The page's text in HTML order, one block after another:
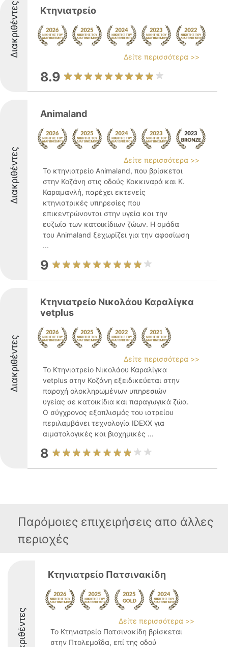
Διακριθέντες Κτηνιατρείο
Δείτε περισσότερα >>
8.9
Διακριθέντες
Animaland
Δείτε περισσότερα >>
Το κτηνιατρείο Animaland, που βρίσκεται
στην Κοζάνη στις οδούς Κοκκιναρά και Κ.
Καραμανλή, παρέχει εκτενείς
κτηνιατρικές υπηρεσίες που
επικεντρώνονται στην υγεία και την
ευζωία των κατοικίδιων ζώων. Η ομάδα
του Animaland ξεχωρίζει για την αφοσίωση
...
9
Διακριθέντες
Κτηνιατρείο Νικολάου Καραλίγκα
vetplus
Δείτε περισσότερα >>
Το Κτηνιατρείο Νικολάου Καραλίγκα
vetplus στην Κοζάνη εξειδικεύεται στην
παροχή ολοκληρωμένων υπηρεσιών
υγείας σε κατοικίδια και παραγωγικά ζώα.
Ο σύγχρονος εξοπλισμός του ιατρείου
περιλαμβάνει τεχνολογία IDEXX για
αιματολογικές και βιοχημικές ...
8
Παρόμοιες επιχειρήσεις απο άλλες
περιοχές
Κτηνιατρείο Πατσινακίδη
Δείτε περισσότερα >>
Το Κτηνιατρείο Πατσινακίδη βρίσκεται
στην Πτολεμαΐδα, επί της οδού